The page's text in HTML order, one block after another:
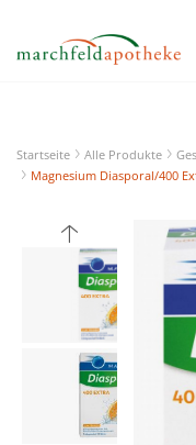
Startseite Alle Produkte
Magnesium Diasporal/400